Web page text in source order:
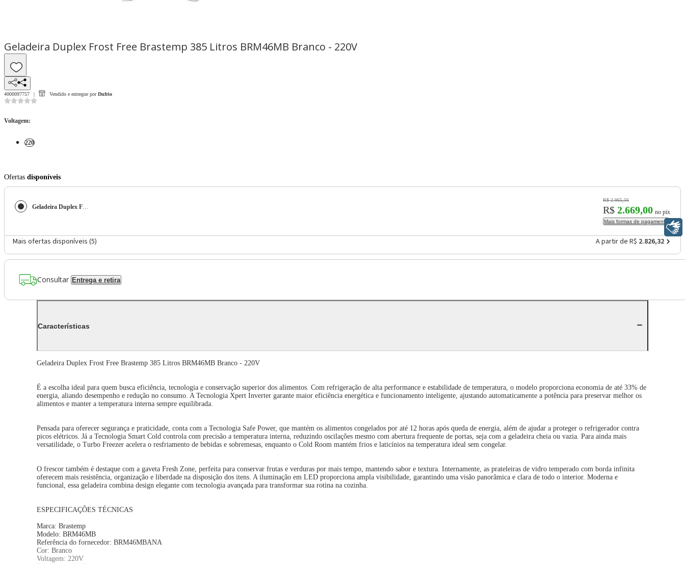
Geladeira Duplex Frost Free Brastemp 385 Litros BRM46MB Branco - 220V
4000097757 Vendido e entregue por Dufrio
Voltagem:
220
Ofertas disponíveis
Geladeira Duplex Frost Free Brastemp 385 Litros BRM46MB Branco - 220V
R$ 2.965,56
R$ 2.669,00 no pix
Mais formas de pagamento
Mais ofertas disponíveis (5) A partir de R$ 2.826,32
Consultar Entrega e retira
Características
Geladeira Duplex Frost Free Brastemp 385 Litros BRM46MB Branco - 220V
É a escolha ideal para quem busca eficiência, tecnologia e conservação superior dos alimentos. Com refrigeração de alta performance e estabilidade de temperatura, o modelo proporciona economia de até 33% de
energia, aliando desempenho e redução no consumo. A Tecnologia Xpert Inverter garante maior eficiência energética e funcionamento inteligente, ajustando automaticamente a potência para preservar melhor os
alimentos e manter a temperatura interna sempre equilibrada.
Pensada para oferecer segurança e praticidade, conta com a Tecnologia Safe Power, que mantém os alimentos congelados por até 12 horas após queda de energia, além de ajudar a proteger o refrigerador contra
picos elétricos. Já a Tecnologia Smart Cold controla com precisão a temperatura interna, reduzindo oscilações mesmo com abertura frequente de portas, seja com a geladeira cheia ou vazia. Para ainda mais
versatilidade, o Turbo Freezer acelera o resfriamento de bebidas e sobremesas, enquanto o Cold Room mantém frios e laticínios na temperatura ideal sem congelar.
O frescor também é destaque com a gaveta Fresh Zone, perfeita para conservar frutas e verduras por mais tempo, mantendo sabor e textura. Internamente, as prateleiras de vidro temperado com borda infinita
oferecem mais resistência, organização e liberdade na disposição dos itens. A iluminação em LED proporciona ampla visibilidade, garantindo uma visão panorâmica e clara de todo o interior. Moderna e
funcional, essa geladeira combina design elegante com tecnologia avançada para transformar sua rotina na cozinha.
ESPECIFICAÇÕES TÉCNICAS
Marca: Brastemp
Modelo: BRM46MB
Referência do fornecedor: BRM46MBANA
Cor: Branco
Voltagem: 220V
Libras